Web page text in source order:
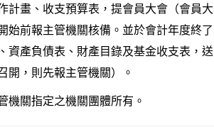
畫、收支預算表，提會員大會（會員大
始前報主管機關核備。並於會計年度終了
資產負債表、財產目錄及基金收支表，送
開，則先報主管機關）。
關指定之機關團體所有。